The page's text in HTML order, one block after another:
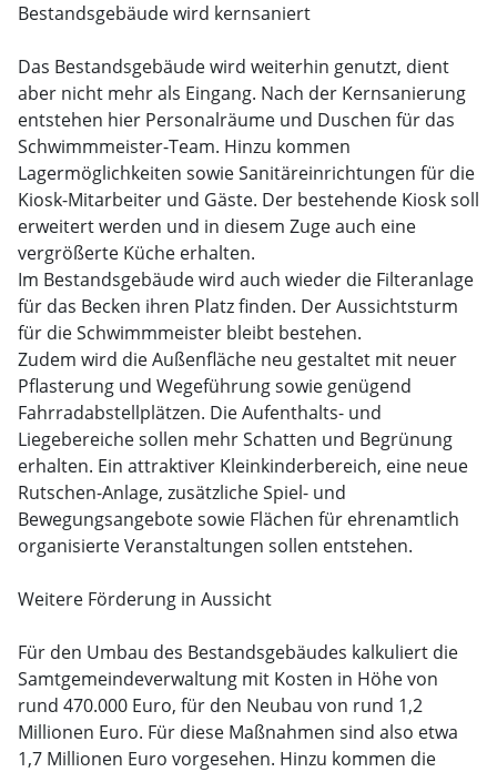
Bestandsgebäude wird kernsaniert
Das Bestandsgebäude wird weiterhin genutzt, dient
aber nicht mehr als Eingang. Nach der Kernsanierung
entstehen hier Personalräume und Duschen für das
Schwimmmeister-Team. Hinzu kommen
Lagermöglichkeiten sowie Sanitäreinrichtungen für die
Kiosk-Mitarbeiter und Gäste. Der bestehende Kiosk soll
erweitert werden und in diesem Zuge auch eine
vergrößerte Küche erhalten.
Im Bestandsgebäude wird auch wieder die Filteranlage
für das Becken ihren Platz finden. Der Aussichtsturm
für die Schwimmmeister bleibt bestehen.
Zudem wird die Außenfläche neu gestaltet mit neuer
Pflasterung und Wegeführung sowie genügend
Fahrradabstellplätzen. Die Aufenthalts- und
Liegebereiche sollen mehr Schatten und Begrünung
erhalten. Ein attraktiver Kleinkinderbereich, eine neue
Rutschen-Anlage, zusätzliche Spiel- und
Bewegungsangebote sowie Flächen für ehrenamtlich
organisierte Veranstaltungen sollen entstehen.
Weitere Förderung in Aussicht
Für den Umbau des Bestandsgebäudes kalkuliert die
Samtgemeindeverwaltung mit Kosten in Höhe von
rund 470.000 Euro, für den Neubau von rund 1,2
Millionen Euro. Für diese Maßnahmen sind also etwa
1,7 Millionen Euro vorgesehen. Hinzu kommen die